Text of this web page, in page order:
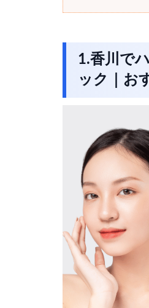
1.香川で
ック｜お